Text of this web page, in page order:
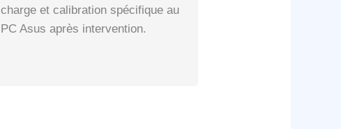
charge et calibration spécifique au
PC Asus après intervention.